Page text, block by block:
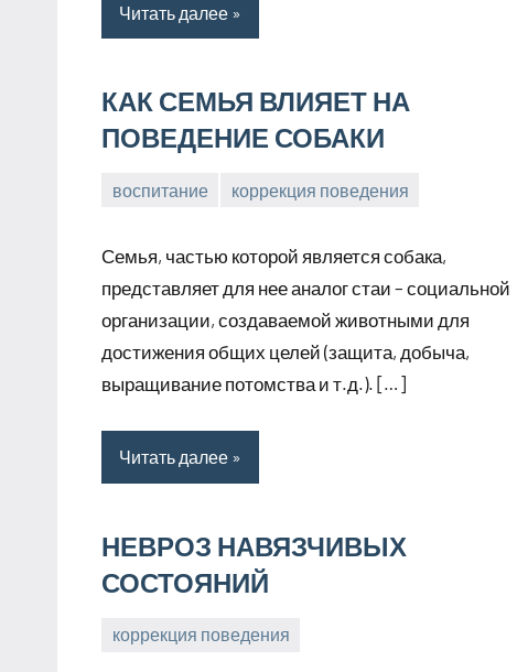
Читать далее
КАК СЕМЬЯ ВЛИЯЕТ НА
ПОВЕДЕНИЕ СОБАКИ
воспитание коррекция поведения
2026
Семья, частью которой является собака,
представляет для нее аналог стаи – социальной
организации, создаваемой животными для
достижения общих целей (защита, добыча,
выращивание потомства и т.д.). […]
Читать далее
НЕВРОЗ НАВЯЗЧИВЫХ
СОСТОЯНИЙ
коррекция поведения
Анна